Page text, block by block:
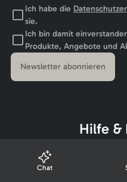
Ich habe die
sie.
Ich bin damit
Produkte, Angebote und
Newsletter abonnieren
Hilfe &
Chat